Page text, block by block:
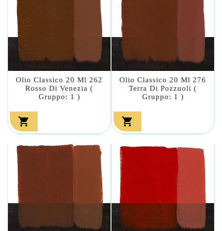
Olio Classico 20 Ml 262
Rosso Di Venezia (
Gruppo: 1 )

Olio Classico 20 Ml 276
Terra Di Pozzuoli (
Gruppo: 1 )
